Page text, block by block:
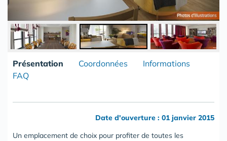
Présentation Coordonnées
Informations
FAQ
Date d'ouverture : 01 janvier 2015
Un emplacement de choix pour profiter de toutes les